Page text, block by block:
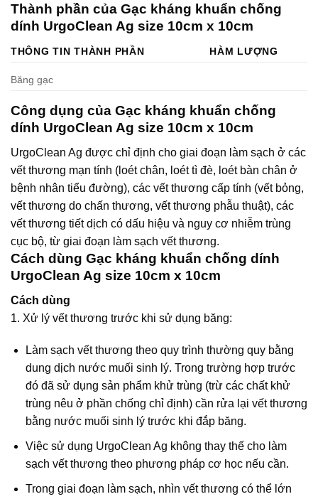
Thành phần của Gạc kháng khuẩn chống
dính UrgoClean Ag size 10cm x 10cm
THÔNG TIN THÀNH PHẦN HÀM LƯỢNG
Băng gạc
Công dụng của Gạc kháng khuẩn chống
dính UrgoClean Ag size 10cm x 10cm
UrgoClean Ag được chỉ định cho giai đoạn làm sạch ở các
vết thương mạn tính (loét chân, loét tì đè, loét bàn chân ở
bệnh nhân tiểu đường), các vết thương cấp tính (vết bỏng,
vết thương do chấn thương, vết thương phẫu thuật), các
vết thương tiết dịch có dấu hiệu và nguy cơ nhiễm trùng
cục bộ, từ giai đoạn làm sạch vết thương.
Cách dùng Gạc kháng khuẩn chống dính
UrgoClean Ag size 10cm x 10cm
Cách dùng
1. Xử lý vết thương trước khi sử dụng băng:
Làm sạch vết thương theo quy trình thường quy bằng
dung dịch nước muối sinh lý. Trong trường hợp trước
đó đã sử dụng sản phẩm khử trùng (trừ các chất khử
trùng nêu ở phần chống chỉ định) cần rửa lại vết thương
bằng nước muối sinh lý trước khi đắp băng.
Việc sử dụng UrgoClean Ag không thay thế cho làm
sạch vết thương theo phương pháp cơ học nếu cần.
Trong giai đoạn làm sạch, nhìn vết thương có thể lớn